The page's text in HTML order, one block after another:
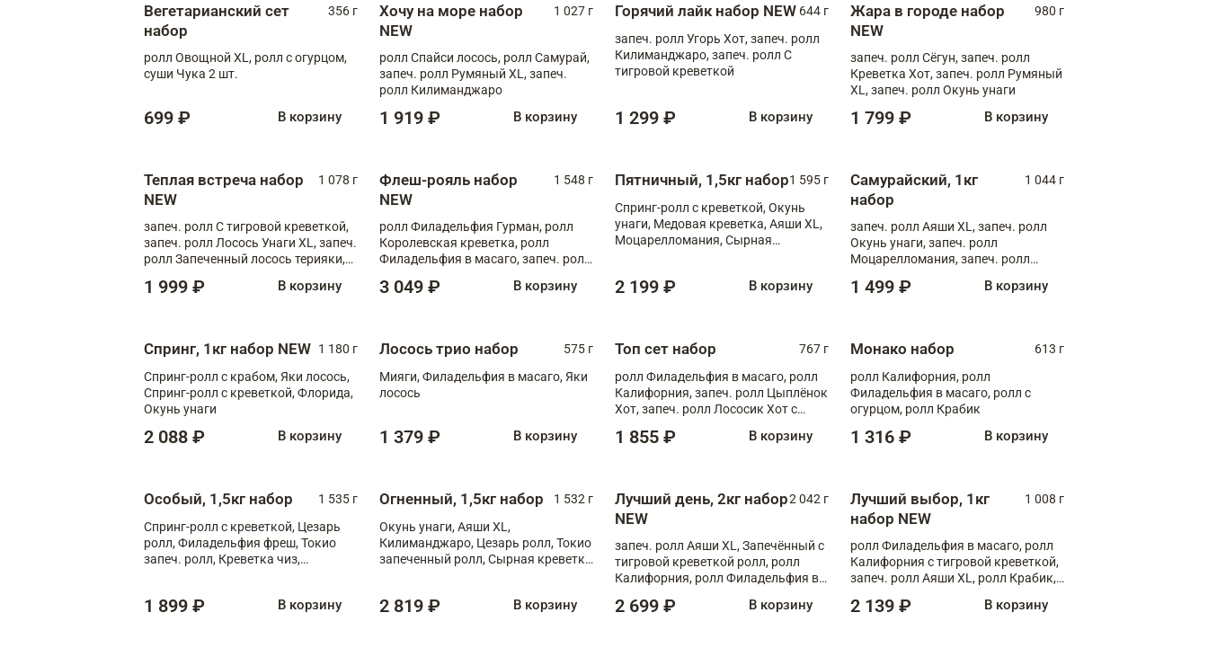
Вегетарианский сет
набор
356 г
ролл Овощной XL, ролл с огурцом,
суши Чука 2 шт.
699 ₽ В корзину
Хочу на море набор
NEW
1 027 г
ролл Спайси лосось, ролл Самурай,
запеч. ролл Румяный XL, запеч.
ролл Килиманджаро
1 919 ₽ В корзину
Горячий лайк набор NEW 644 г
запеч. ролл Угорь Хот, запеч. ролл
Килиманджаро, запеч. ролл С
тигровой креветкой
1 299 ₽ В корзину
Жара в городе набор
NEW
980 г
запеч. ролл Сёгун, запеч. ролл
Креветка Хот, запеч. ролл Румяный
XL, запеч. ролл Окунь унаги
1 799 ₽ В корзину
Теплая встреча набор
NEW
1 078 г
запеч. ролл С тигровой креветкой,
запеч. ролл Лосось Унаги XL, запеч.
ролл Запеченный лосось терияки,
1 999 ₽ В корзину
Флеш-рояль набор
NEW
1 548 г
ролл Филадельфия Гурман, ролл
Королевская креветка, ролл
Филадельфия в масаго, запеч. ролл
Тигровая креветка с моцареллой,
3 049 ₽ В корзину
Пятничный, 1,5кг набор1 595 г
Спринг-ролл с креветкой, Окунь
унаги, Медовая креветка, Аяши XL,
Моцарелломания, Сырная
2 199 ₽ В корзину
Самурайский, 1кг
набор
1 044 г
запеч. ролл Аяши XL, запеч. ролл
Окунь унаги, запеч. ролл
Моцарелломания, запеч. ролл
1 499 ₽ В корзину
Спринг, 1кг набор NEW 1 180 г
Спринг-ролл с крабом, Яки лосось,
Спринг-ролл с креветкой, Флорида,
Окунь унаги
2 088 ₽ В корзину
Лосось трио набор
575 г
Мияги, Филадельфия в масаго, Яки
лосось
1 379 ₽ В корзину
Топ сет набор
767 г
ролл Филадельфия в масаго, ролл
Калифорния, запеч. ролл Цыплёнок
Хот, запеч. ролл Лососик Хот с
1 855 ₽ В корзину
Монако набор
613 г
ролл Калифорния, ролл
Филадельфия в масаго, ролл с
огурцом, ролл Крабик
1 316 ₽ В корзину
Особый, 1,5кг набор
1 535 г
Спринг-ролл с креветкой, Цезарь
ролл, Филадельфия фреш, Токио
запеч. ролл, Креветка чиз,
1 899 ₽ В корзину
Огненный, 1,5кг набор
1 532 г
Окунь унаги, Аяши XL,
Килиманджаро, Цезарь ролл, Токио
запеченный ролл, Сырная креветка
2 819 ₽ В корзину
Лучший день, 2кг набор
NEW
2 042 г
запеч. ролл Аяши XL, Запечённый с
тигровой креветкой ролл, ролл
Калифорния, ролл Филадельфия в
запеч. ролл Моцарелломания, ролл
2 699 ₽ В корзину
Лучший выбор, 1кг
набор NEW
1 008 г
ролл Филадельфия в масаго, ролл
Калифорния с тигровой креветкой,
запеч. ролл Аяши XL, ролл Крабик,
2 139 ₽ В корзину